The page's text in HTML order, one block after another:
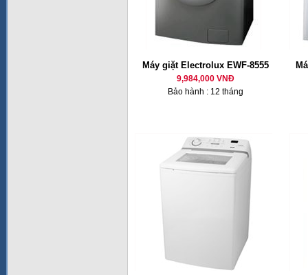
Máy giặt Electrolux EWF-8555
9,984,000 VNĐ
Bảo hành : 12 tháng